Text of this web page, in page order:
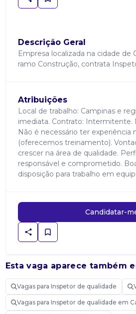
Descrição Geral
Empresa localizada na cidade de
ramo Construção, contrata
Atribuições
Local de trabalho: Campinas e
imediata. Contrato: Intermitente.
Não é necessário ter experiência
(oferecemos treinamento).
crescer na área de qualidade.
responsável e comprometido.
disposição para trabalho em
Candidatar-
Esta vaga aparece também
Vagas para Inspetor de qualidade
Vagas para Inspetor de qualidade em